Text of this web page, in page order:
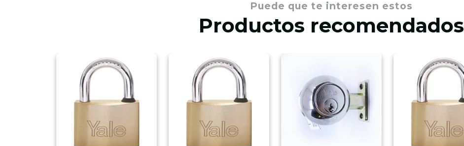
Puede que te interesen estos
Productos recomendados